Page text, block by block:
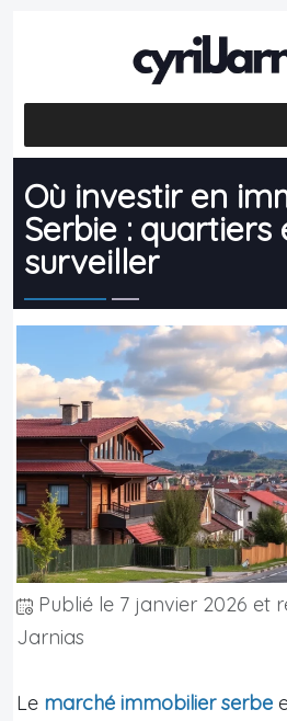
Où investir en
Serbie : quartiers
surveiller
Publié le 7 janvier 2026 et
Jarnias
Le marché immobilier serbe